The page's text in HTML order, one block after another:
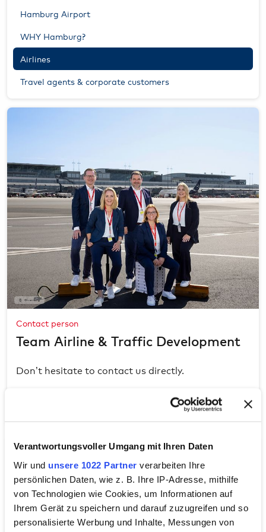
Verantwortungsvoller Umgang mit Ihren Daten
Wir und unsere 1022 Partner verarbeiten Ihre
persönlichen Daten, wie z. B. Ihre IP-Adresse, mithilfe
von Technologien wie Cookies, um Informationen auf
Ihrem Gerät zu speichern und darauf zuzugreifen und so
personalisierte Werbung und Inhalte, Messungen von
Hamburg Airport
WHY Hamburg?
Airlines
Travel agents & corporate customers
Oliver Sorg
Team Airline & Traffic Development
Contact person
Don’t hesitate to contact us directly.